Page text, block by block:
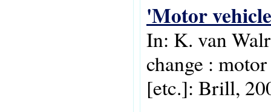
'Motor
In: K. van
change :
[etc.]: Brill,